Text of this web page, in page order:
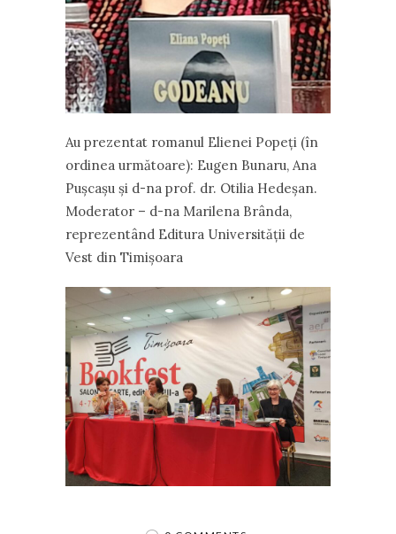
Au prezentat romanul Elienei Popeți (în
ordinea următoare): Eugen Bunaru, Ana
Pușcașu și d-na prof. dr. Otilia Hedeșan.
Moderator – d-na Marilena Brânda,
reprezentând Editura Universității de
Vest din Timișoara